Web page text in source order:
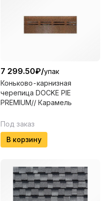
7 299.50₽/упак
Коньково-карнизная
черепица DOCKE PIE
PREMIUM// Карамель
Под заказ
В корзину